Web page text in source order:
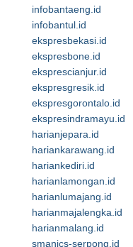
infobantaeng.id
infobantul.id
ekspresbekasi.id
ekspresbone.id
eksprescianjur.id
ekspresgresik.id
ekspresgorontalo.id
ekspresindramayu.id
harianjepara.id
hariankarawang.id
hariankediri.id
harianlamongan.id
harianlumajang.id
harianmajalengka.id
harianmalang.id
smanics-serpong.id